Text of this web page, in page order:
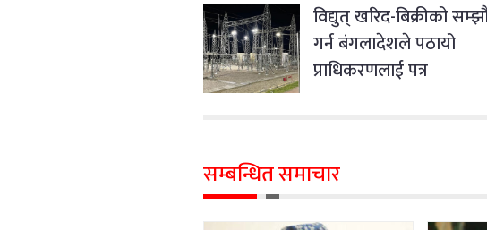
विद्युत् खरिद-बिक्रीको
गर्न बंगलादेशले पठायो
प्राधिकरणलाई पत्र
सम्बन्धित समाचार